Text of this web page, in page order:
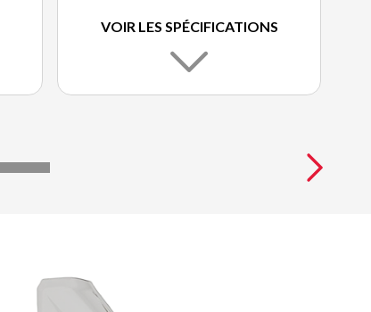
VOIR LES SPÉCIFICATIONS